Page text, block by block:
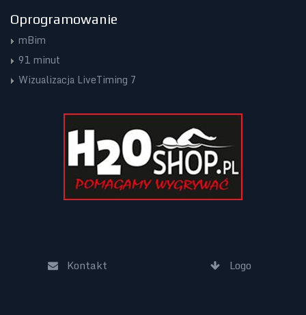
Oprogramowanie
mBim
91 minut
Wizualizacja LiveTiming 7
Kontakt Logo